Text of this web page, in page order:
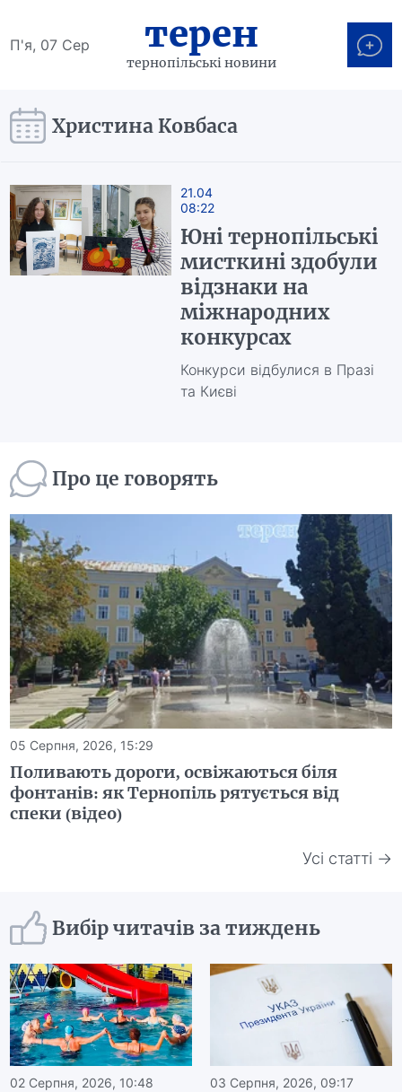
П'я, 07 Сер терен
тернопільські новини
Христина Ковбаса
21.04
08:22
Юні тернопільські
мисткині здобули
відзнаки на
міжнародних
конкурсах
Конкурси відбулися в Празі
та Києві
Про це говорять
05 Серпня, 2026, 15:29
Поливають дороги, освіжаються біля
фонтанів: як Тернопіль рятується від
спеки (відео)
Усі статті →
Вибір читачів за тиждень
02 Серпня, 2026, 10:48 03 Серпня, 2026, 09:17